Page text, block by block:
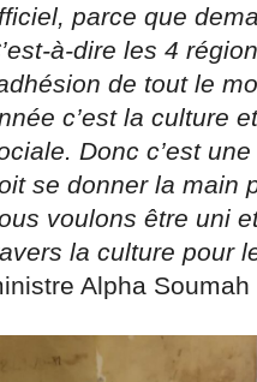
parce que
à-dire les 4
de tout le
c’est la culture
Donc c’est
se donner la main
voulons être uni
la culture pour
Alpha